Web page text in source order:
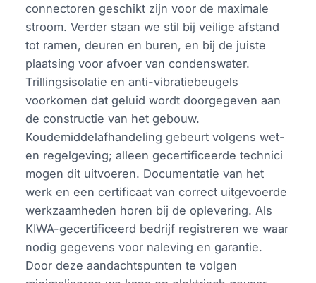
connectoren geschikt zijn voor de maximale
stroom. Verder staan we stil bij veilige afstand
tot ramen, deuren en buren, en bij de juiste
plaatsing voor afvoer van condenswater.
Trillingsisolatie en anti-vibratiebeugels
voorkomen dat geluid wordt doorgegeven aan
de constructie van het gebouw.
Koudemiddelafhandeling gebeurt volgens wet-
en regelgeving; alleen gecertificeerde technici
mogen dit uitvoeren. Documentatie van het
werk en een certificaat van correct uitgevoerde
werkzaamheden horen bij de oplevering. Als
KIWA-gecertificeerd bedrijf registreren we waar
nodig gegevens voor naleving en garantie.
Door deze aandachtspunten te volgen